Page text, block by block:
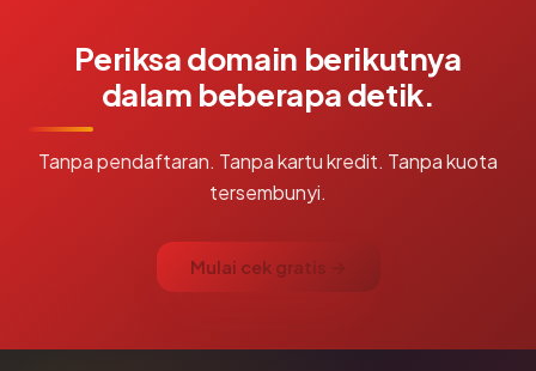
Periksa domain berikutnya
dalam beberapa detik.
Tanpa pendaftaran. Tanpa kartu kredit. Tanpa kuota
tersembunyi.
Mulai cek gratis →